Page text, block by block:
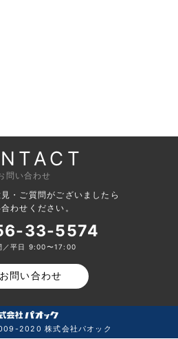
問い合わせ
・ご質問がございましたら
わせください。
33-5574
／平日 9:00〜17:00
お問い合わせ
2020 株式会社パオック